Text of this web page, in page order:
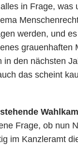
in Frage, was
werden, und
grauenhaften
in den nächsten
das scheint
Frage, ob nun
im Kanzleramt